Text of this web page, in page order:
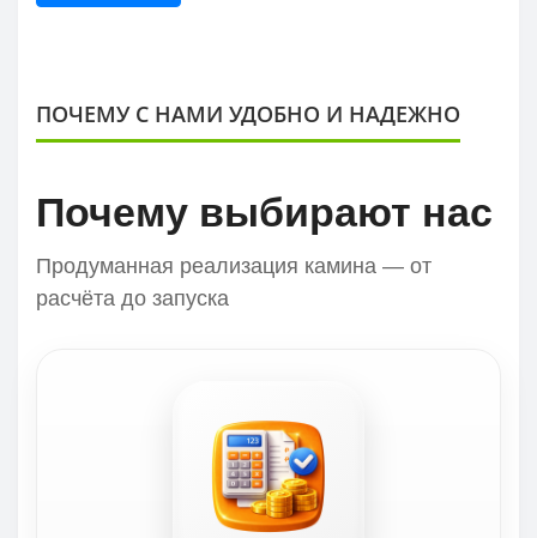
ПОЧЕМУ С НАМИ УДОБНО И НАДЕЖНО
Почему выбирают нас
Продуманная реализация камина — от
расчёта до запуска